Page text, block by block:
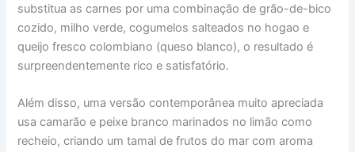
substitua as carnes por uma combinação de grão-de-bico
cozido, milho verde, cogumelos salteados no hogao e
queijo fresco colombiano (queso blanco), o resultado é
surpreendentemente rico e satisfatório.
Além disso, uma versão contemporânea muito apreciada
usa camarão e peixe branco marinados no limão como
recheio, criando um tamal de frutos do mar com aroma